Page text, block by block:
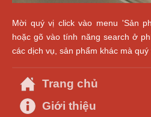
Mời quý vị click vào menu 'Sản
hoặc gõ vào tính năng search ở
các dịch vụ, sản phẩm khác mà quý
Trang chủ
Giới thiệu